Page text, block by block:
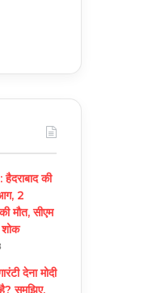
की
2
मौत, सीएम
देना मोदी
समझिए,